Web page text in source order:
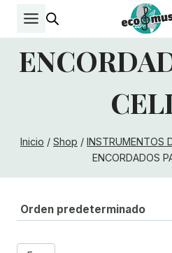
Inicio / Shop / INSTRUMENTOS
ENCORDADOS